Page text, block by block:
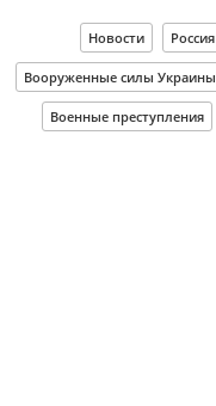
Новости Россия
Вооруженные силы Украины
Военные преступления